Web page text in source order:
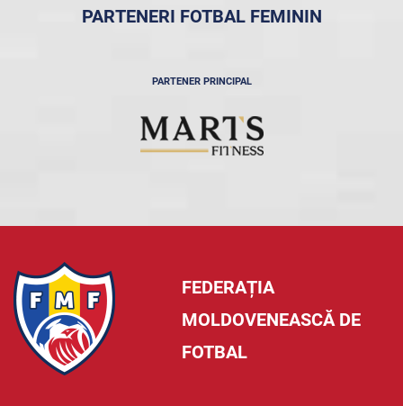
PARTENERI FOTBAL FEMININ
PARTENER PRINCIPAL
FEDERAȚIA
MOLDOVENEASCĂ DE
FOTBAL